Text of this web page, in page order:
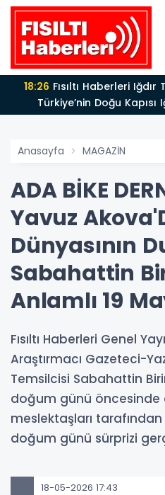
18:26
Türkiye’nin Doğu Kapısı
Anasayfa MAGAZİN
ADA BİKE
Yavuz
Dünyasının
Sabahattin
Anlamlı 19
Fısıltı Haberleri Genel
Araştırmacı Gazeteci-
Temsilcisi Sabahattin
doğum günü öncesinde
meslektaşları
doğum günü sürprizi
18-05-2026 17:43